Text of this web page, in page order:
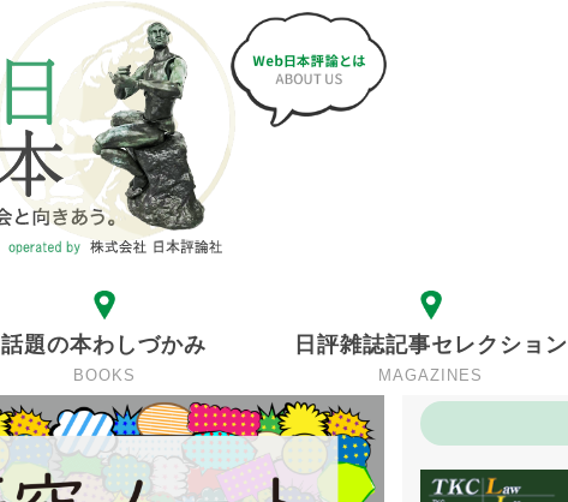
話題の本わしづかみ
BOOKS
日評雑誌記事セレクション
MAGAZINES